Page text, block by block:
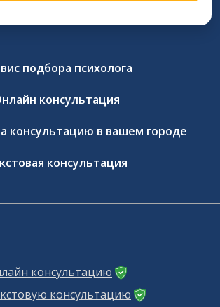
подбора психолога
консультация
консультацию в вашем городе
консультация
консультацию
консультацию